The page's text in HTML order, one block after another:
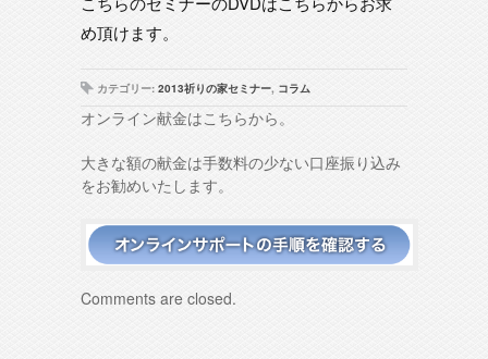
め頂けます。
カテゴリー: 2013祈りの家セミナー, コラム
オンライン献金はこちらから。
大きな額の献金は手数料の少ない口座振り込み
をお勧めいたします。
Comments are closed.